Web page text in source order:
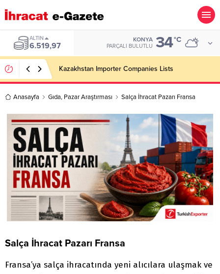
ALTIN
6.519,97
KONYA
PARÇALI BULUTLU 34°C
Kazakhstan Importer Companies Lists
Anasayfa Gıda, Pazar Araştırması Salça İhracat Pazarı Fransa
Salça İhracat Pazarı Fransa
Fransa’ya salça ihracatında yeni alıcılara ulaşmak ve